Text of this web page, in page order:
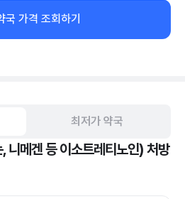
국 가격 조회하기
최저가 약국
니메겐 등 이소트레티노인) 처방